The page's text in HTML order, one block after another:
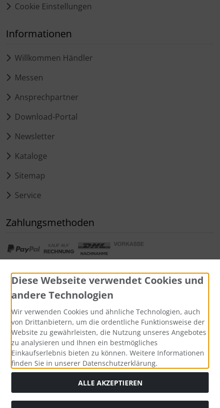
Cookie Einstellungen
Informationen
Willkommen Händler
Messen
Ansprechpartner
Download-Portal
Newsletter
Kataloge
Sitemap
Service
Zahlungsmethoden
Diese Webseite verwendet Cookies und
andere Technologien
Wir verwenden Cookies und ähnliche Technologien, auch
von Drittanbietern, um die ordentliche Funktionsweise der
Website zu gewährleisten, die Nutzung unseres Angebotes
zu analysieren und Ihnen ein bestmögliches
Einkaufserlebnis bieten zu können. Weitere Informationen
finden Sie in unserer Datenschutzerklärung.
ALLE AKZEPTIEREN